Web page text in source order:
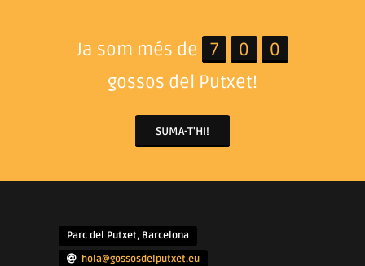
Ja som més de 7 0
0
gossos del Putxet!
SUMA-T'HI!
Parc del Putxet, Barcelona
hola@gossosdelputxet.eu